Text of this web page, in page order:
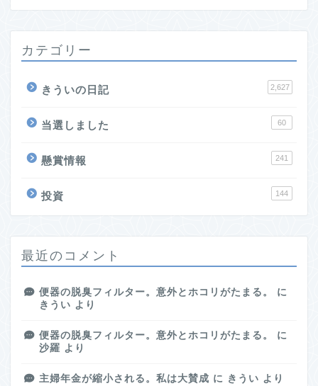
カテゴリー
きういの日記 2,627
当選しました 60
懸賞情報 241
投資 144
最近のコメント
便器の脱臭フィルター。意外とホコリがたまる。
に
きうい より
便器の脱臭フィルター。意外とホコリがたまる。
に
沙羅 より
主婦年金が縮小される。私は大賛成 に きうい より